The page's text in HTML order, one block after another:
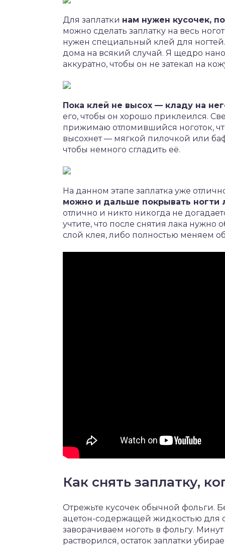
Для заплатки нам нужен кусочек,
можно сделать заплатку на весь
нужен специальный клей для
дома на всякий случай. Я щедро
аккуратно, чтобы он не затекал на
Пока клей не высох — кладу на
его, чтобы он хорошо приклеился.
прижимаю отломившийся ноготок,
высохнет — мягкой пилочкой или
чтобы немного сгладить её.
На данном этапе заплатка уже
можно и дальше покрывать ногти
отлично и никто никогда не
учтите, что после снятия лака
слой клея, либо полностью меняем
Как снять заплатку,
Отрежьте кусочек обычной фольги.
ацетон-содержащей жидкостью для
заворачиваем ноготь в фольгу.
растворился, остаток заплатки